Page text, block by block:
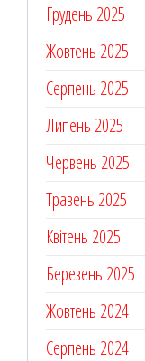
Грудень 2025
Жовтень 2025
Серпень 2025
Липень 2025
Червень 2025
Травень 2025
Квітень 2025
Березень 2025
Жовтень 2024
Серпень 2024